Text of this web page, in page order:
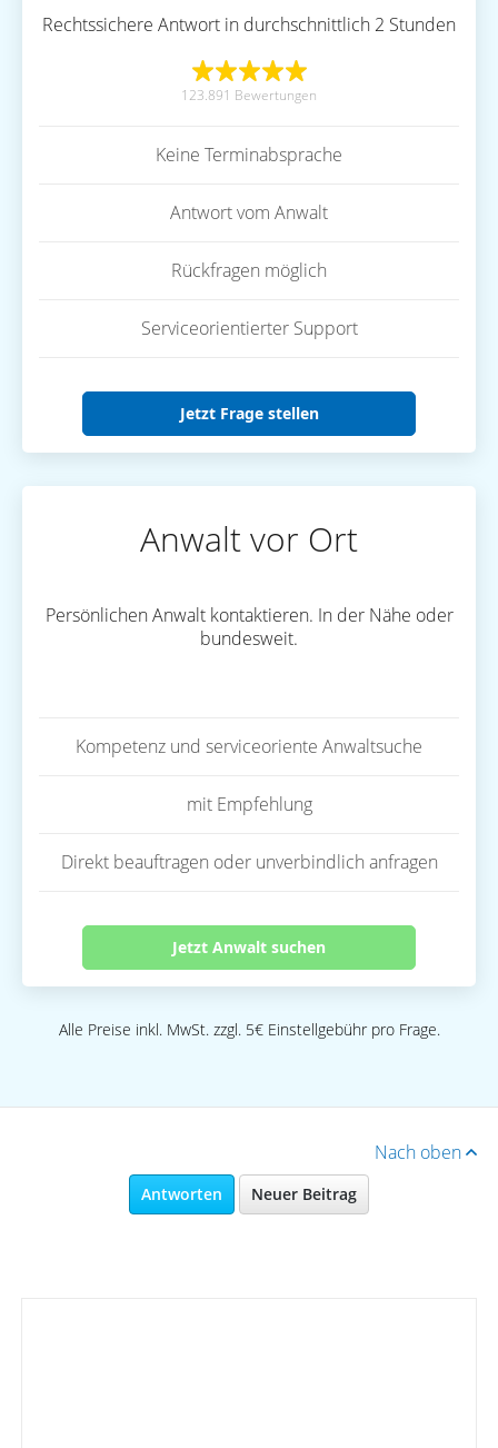
Rechtssichere Antwort in durchschnittlich 2 Stunden
123.891 Bewertungen
Keine Terminabsprache
Antwort vom Anwalt
Rückfragen möglich
Serviceorientierter Support
Jetzt Frage stellen
Anwalt vor Ort
Persönlichen Anwalt kontaktieren. In der Nähe oder
bundesweit.
Kompetenz und serviceoriente Anwaltsuche
mit Empfehlung
Direkt beauftragen oder unverbindlich anfragen
Jetzt Anwalt suchen
Alle Preise inkl. MwSt. zzgl. 5€ Einstellgebühr pro Frage.
Nach oben
Antworten Neuer Beitrag